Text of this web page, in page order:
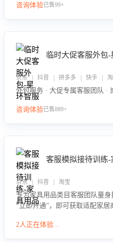
咨询体验已售99+
临时大促客服外包
京东 | 抖音 | 拼多多 | 快手 |
外包服务 · 大促专属客服团队 ·
咨询体验已售889+
客服模拟接待训练-
京东 | 抖音 | 淘宝
专为家具用品类目客服团队量
“立即开通”，即可获取适配家
参数咨询等高频场景下的专业应
2人正在体验...